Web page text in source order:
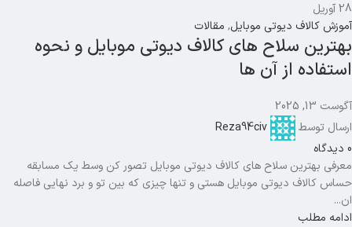
28آوریل
آموزش کالاف دیوتی موبایل, مقالات
بهترین سلاح های کالاف دیوتی موبایل و نحوه
استفاده از آن ها
آگوست 13, 2025
ارسال توسط
Reza94civ
0 دیدگاه
معرفی بهترین سلاح های کالاف دیوتی موبایل تصور کن وسط یک مسابقه
حساس کالاف دیوتی موبایل هستی و تنها چیزی که بین تو و برد نهایی فاصله
ان...
ادامه مطلب